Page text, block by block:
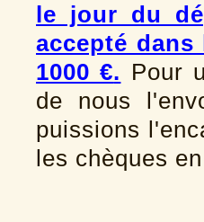
le jour du
accepté
1000 €. Pour
de nous
puissions
les chèques